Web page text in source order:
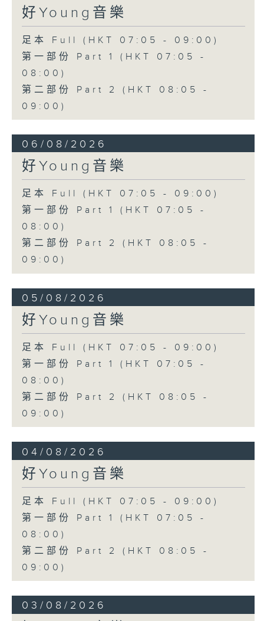
好Young音樂
足本 Full (HKT 07:05 - 09:00)
第一部份 Part 1 (HKT 07:05 -
08:00)
第二部份 Part 2 (HKT 08:05 -
09:00)
06/08/2026
好Young音樂
足本 Full (HKT 07:05 - 09:00)
第一部份 Part 1 (HKT 07:05 -
08:00)
第二部份 Part 2 (HKT 08:05 -
09:00)
05/08/2026
好Young音樂
足本 Full (HKT 07:05 - 09:00)
第一部份 Part 1 (HKT 07:05 -
08:00)
第二部份 Part 2 (HKT 08:05 -
09:00)
04/08/2026
好Young音樂
足本 Full (HKT 07:05 - 09:00)
第一部份 Part 1 (HKT 07:05 -
08:00)
第二部份 Part 2 (HKT 08:05 -
09:00)
03/08/2026